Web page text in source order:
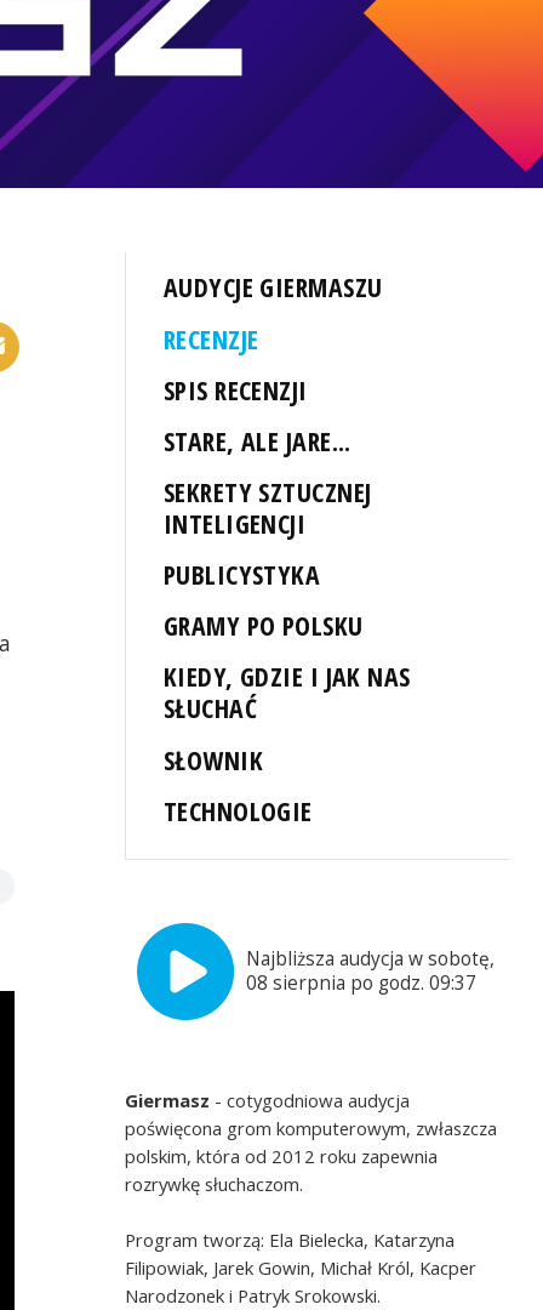
AUDYCJE GIERMASZU
RECENZJE
SPIS RECENZJI
STARE, ALE JARE...
SEKRETY SZTUCZNEJ
INTELIGENCJI
PUBLICYSTYKA
GRAMY PO POLSKU
KIEDY, GDZIE I JAK NAS
SŁUCHAĆ
SŁOWNIK
TECHNOLOGIE
Najbliższa audycja w sobotę,
08 sierpnia po godz. 09:37
Giermasz - cotygodniowa audycja
poświęcona grom komputerowym, zwłaszcza
polskim, która od 2012 roku zapewnia
rozrywkę słuchaczom.
Program tworzą: Ela Bielecka, Katarzyna
Filipowiak, Jarek Gowin, Michał Król, Kacper
Narodzonek i Patryk Srokowski.